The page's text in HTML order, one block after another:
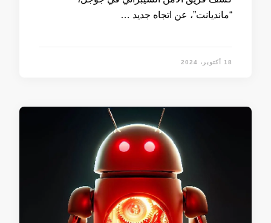
“مانديانت”، عن اتجاه جديد …
18 أكتوبر، 2024